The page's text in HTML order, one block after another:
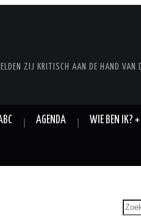
ZIJ KRITISCH AAN DE HAND VAN
AGENDA WIE BEN IK? +